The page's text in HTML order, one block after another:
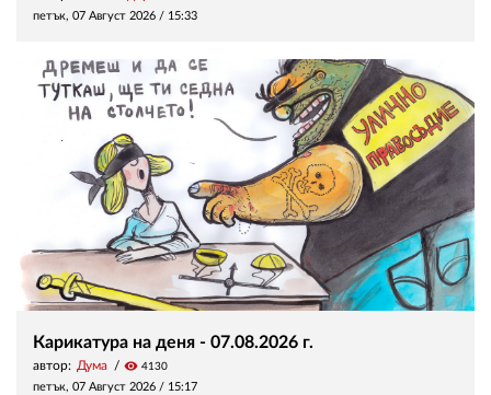
петък, 07 Август 2026 / 15:33
Карикатура на деня - 07.08.2026 г.
автор: Дума visibility 4130
петък, 07 Август 2026 / 15:17